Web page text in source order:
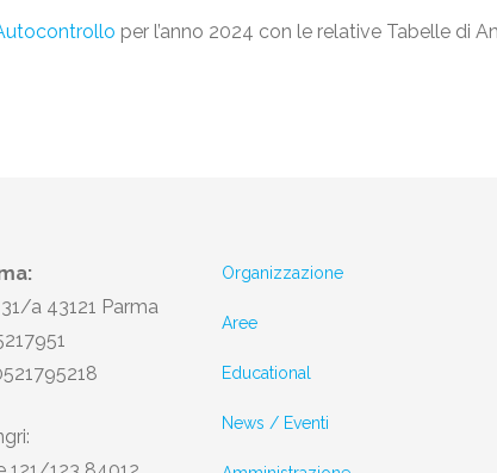
per l’anno 2024 con le relative Tabelle di
a 43121 Parma
Organizzazione
Aree
Educational
News / Eventi